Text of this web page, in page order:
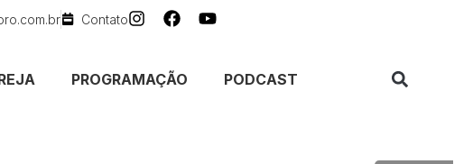
Contato
PROGRAMAÇÃO PODCAST